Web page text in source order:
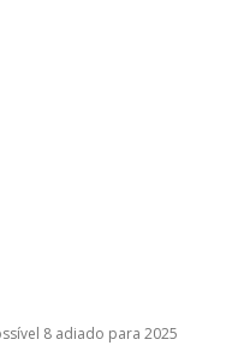
8 adiado para 2025